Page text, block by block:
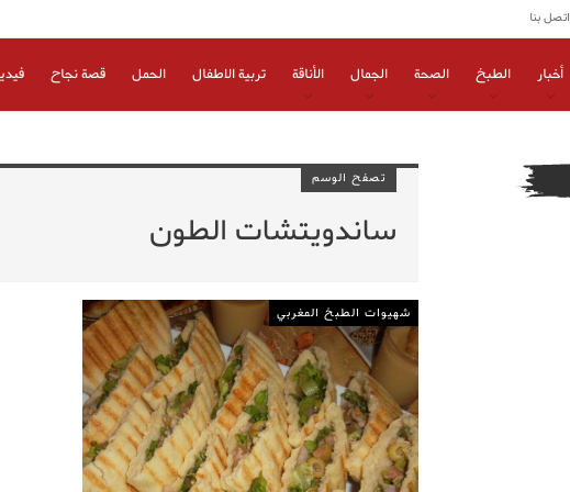
اتصل بنا
أخبار الطبخ الصحة الجمال الأناقة تربية الاطفال الحمل قصة نجاح
تصفح الوسم
ساندويتشات الطون
شهيوات الطبخ المغربي